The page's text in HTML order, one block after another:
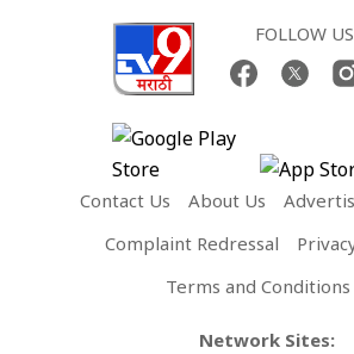
FOLLOW
Contact Us About Us
Complaint Redressal
Terms and Conditions
Network Sites: